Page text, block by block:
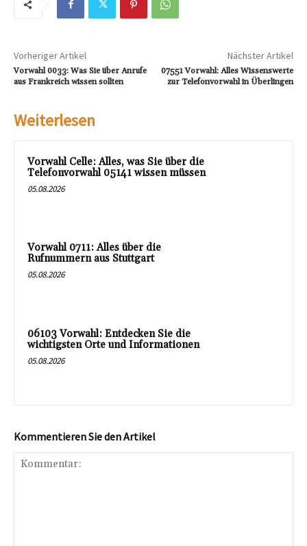
Vorheriger Artikel
Vorwahl 0033: Was Sie über Anrufe
aus Frankreich wissen sollten
Nächster Artikel
07551 Vorwahl: Alles Wissenswerte
zur Telefonvorwahl in Überlingen
Weiterlesen
Vorwahl Celle: Alles, was Sie über die
Telefonvorwahl 05141 wissen müssen
05.08.2026
Vorwahl 0711: Alles über die
Rufnummern aus Stuttgart
05.08.2026
06103 Vorwahl: Entdecken Sie die
wichtigsten Orte und Informationen
05.08.2026
Kommentieren Sie den Artikel